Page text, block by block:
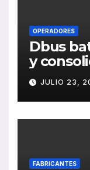
OPERADORES
Dbus
y
JULIO 23,
FABRICANTES